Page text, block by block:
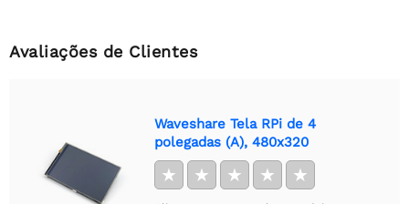
Avaliações de Clientes
Waveshare Tela RPi de 4
polegadas (A), 480x320
★ ★ ★ ★ ★